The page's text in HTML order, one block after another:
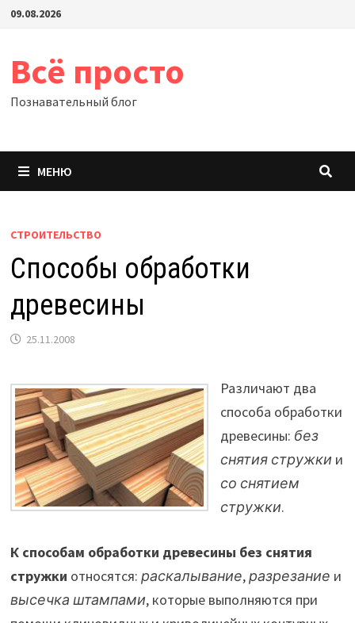
Перейти
09.08.2026
Всё просто
Познавательный блог
МЕНЮ
СТРОИТЕЛЬСТВО
Способы обработки
древесины
25.11.2008
Различают два
способа обработки
древесины: без
снятия стружки и
со снятием
стружки.
К способам обработки древесины без снятия
стружки относятся: раскалывание,разрезание и
высечка штампами, которые выполняются при